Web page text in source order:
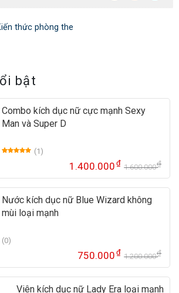
thức phòng the
bật
Combo kích dục nữ cực mạnh Sexy
Man và Super D
(1)
1.600.000₫
1.400.000₫
Nước kích dục nữ Blue Wizard không
mùi loại mạnh
(0)
1.200.000₫
là:
750.000₫
tại
Viên kích dục nữ Lady Era loại mạnh